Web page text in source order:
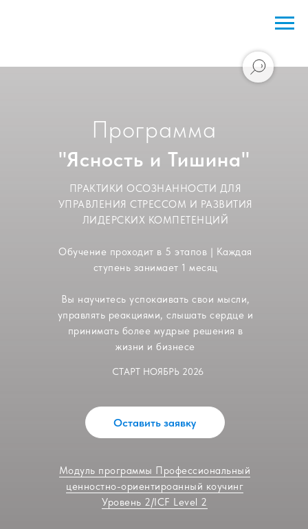
Программа
ПРАКТИКИ ОСОЗНАННОСТИ ДЛЯ
УПРАВЛЕНИЯ СТРЕССОМ И РАЗВИТИЯ
ЛИДЕРСКИХ КОМПЕТЕНЦИЙ
Обучение проходит в 5 этапов | Каждая
ступень занимает 1 месяц
Вы научитесь успокаивать свои мысли,
управлять реакциями, слышать сердце и
принимать более мудрые решения в
жизни и бизнесе
Оставить заявку
"Ясность и Тишина"
СТАРТ НОЯБРЬ 2026
Модуль программы Профессиональный
ценностно-ориентироанный коучинг
Уровень 2/ICF Level 2